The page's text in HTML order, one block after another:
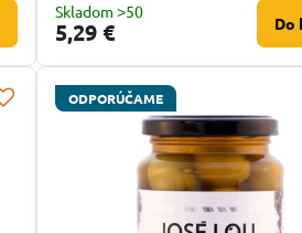
Skladom ˃50
5,29 € Do
ODPORÚČAME